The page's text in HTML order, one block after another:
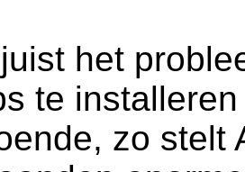
het
te
zo stelt